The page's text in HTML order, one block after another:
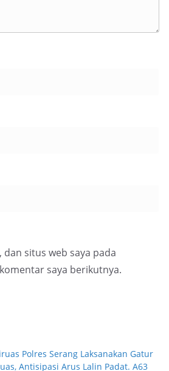
dan situs web saya pada
saya berikutnya.
Polres Serang Laksanakan Gatur
Antisipasi Arus Lalin Padat. A63